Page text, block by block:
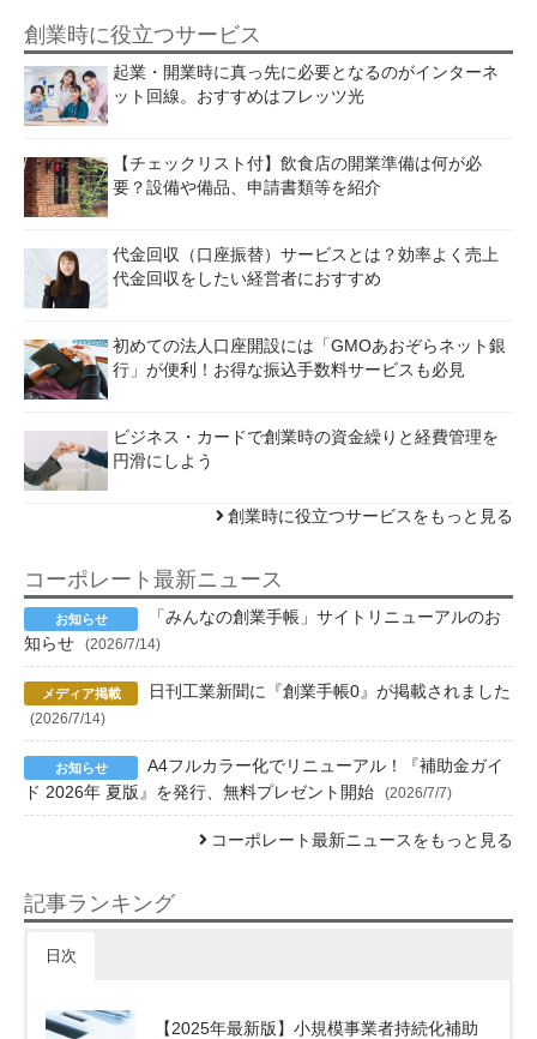
創業時に役立つサービス
起業・開業時に真っ先に必要となるのがインターネ
ット回線。おすすめはフレッツ光
【チェックリスト付】飲食店の開業準備は何が必
要？設備や備品、申請書類等を紹介
代金回収（口座振替）サービスとは？効率よく売上
代金回収をしたい経営者におすすめ
初めての法人口座開設には「GMOあおぞらネット銀
行」が便利！お得な振込手数料サービスも必見
ビジネス・カードで創業時の資金繰りと経費管理を
円滑にしよう
創業時に役立つサービスをもっと見る
コーポレート最新ニュース
「みんなの創業手帳」サイトリニューアルのお
知らせ
(2026/7/14)
日刊工業新聞に『創業手帳0』が掲載されました
(2026/7/14)
A4フルカラー化でリニューアル！『補助金ガイ
ド 2026年 夏版』を発行、無料プレゼント開始
(2026/7/7)
コーポレート最新ニュースをもっと見る
記事ランキング
日次
【2025年最新版】小規模事業者持続化補助